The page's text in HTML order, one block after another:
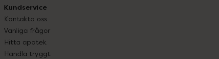
Kundservice
Kontakta oss
Vanliga frågor
Hitta apotek
Handla tryggt